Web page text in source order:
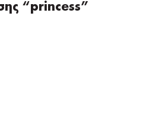
“princess”